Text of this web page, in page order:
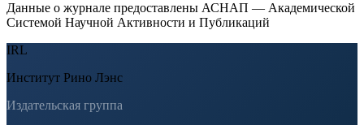
Данные о журнале предоставлены АСНАП — Академической
Системой Научной Активности и Публикаций
IRL
Институт Рино Лэнс
Издательская группа